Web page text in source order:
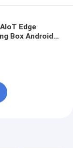
Edge
Box Android